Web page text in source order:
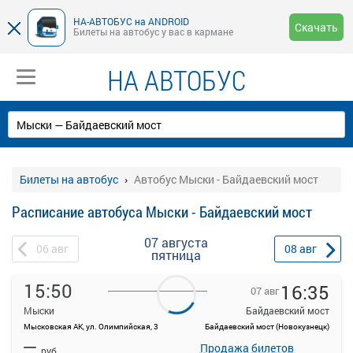
НА-АВТОБУС на ANDROID
Билеты на автобус у вас в кармане
Скачать
НА АВТОБУС
Билеты на автобус Автобус Мыски - Байдаевский мост
Расписание автобуса Мыски - Байдаевский мост
06 авг 07 августа
пятница 08 авг
15:50
Мыски
Мысковская АК, ул. Олимпийская, 3
07 авг 16:35
Байдаевский мост
Байдаевский мост (Новокузнецк)
—
Продажа билетов
На данной странице вы можете ознакомиться с расписанием и
купить билет онлайн на автобус Мыски - Байдаевский мост.